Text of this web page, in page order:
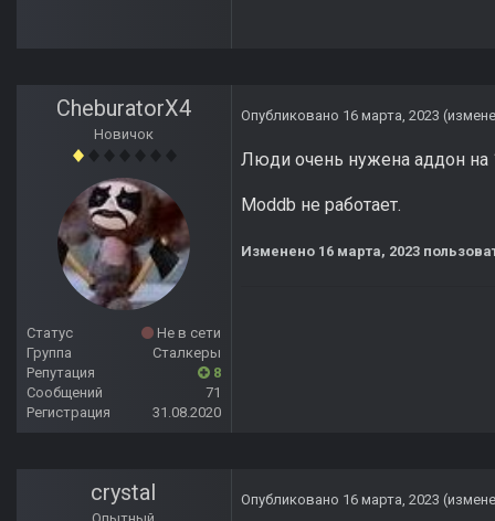
CheburatorX4
Новичок
Статус
Не в сети
Группа
Сталкеры
Репутация
8
Сообщений
71
Регистрация
31.08.2020
Опубликовано 16 марта, 2023
Люди очень нужена аддон на
Moddb не работает.
Изменено 16 марта, 2023
crystal Опубликовано 16 марта, 2023